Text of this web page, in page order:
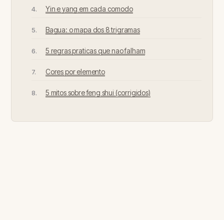
Yin e yang em cada comodo
Bagua: o mapa dos 8 trigramas
5 regras praticas que nao falham
Cores por elemento
5 mitos sobre feng shui (corrigidos)